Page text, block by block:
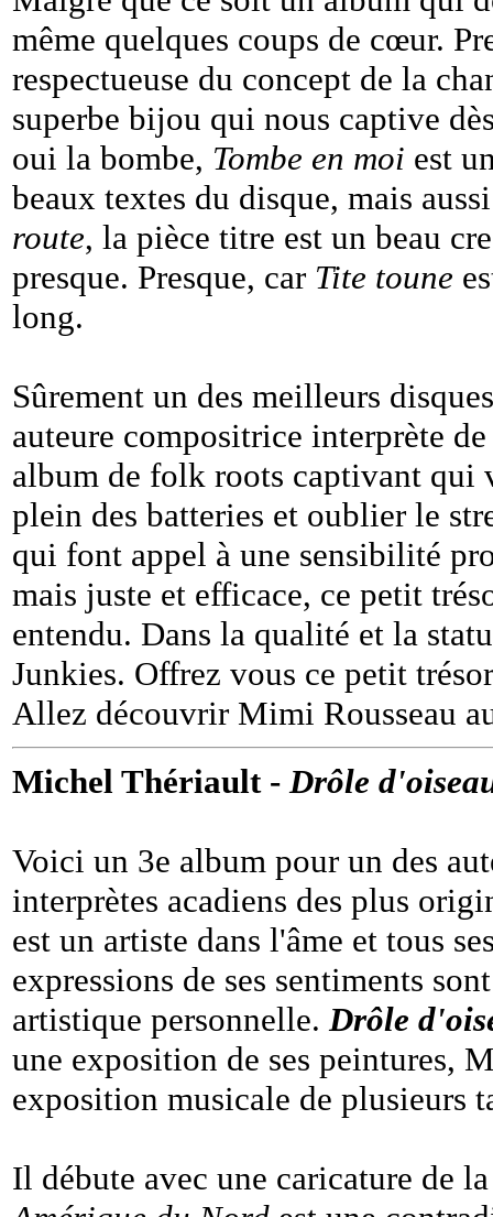
même quelques coups de cœur.
respectueuse du concept de la
superbe bijou qui nous captive
oui la bombe, Tombe en moi est
beaux textes du disque, mais
route, la pièce titre est un beau
presque. Presque, car Tite toune
long.
Sûrement un des meilleurs
auteure compositrice interprète
album de folk roots captivant qui
plein des batteries et oublier le
qui font appel à une sensibilité
mais juste et efficace, ce petit
entendu. Dans la qualité et la
Junkies. Offrez vous ce petit
Allez découvrir Mimi Rousseau
Michel Thériault -Drôle
Voici un 3e album pour un des
interprètes acadiens des plus
est un artiste dans l'âme et tous
expressions de ses sentiments
artistique personnelle.Drôle
une exposition de ses peintures,
exposition musicale de plusieurs
Il débute avec une caricature de